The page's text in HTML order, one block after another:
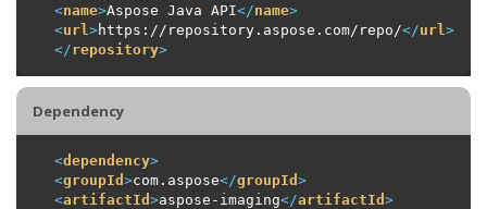
<name>Aspose Java API</name>
<url >https://repository.aspose.com/repo/</url >
</repository>
Dependency
<dependency>
<groupId >com.aspose</groupId >
<artifactId >aspose-imaging</artifactId >